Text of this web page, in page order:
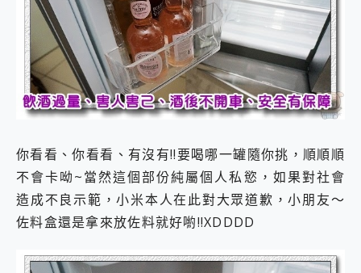
你看看、你看看、有沒有!!要喝哪一罐隨你挑，順順順
不會卡呦~當然這個部份純屬個人私慾，如果對社會
造成不良示範，小米本人在此對大眾道歉，小朋友～
佐料盒還是拿來放佐料就好喲!!XDDDD